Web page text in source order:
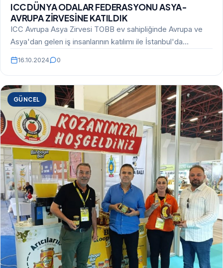
ICC DÜNYA ODALAR FEDERASYONU ASYA-
AVRUPA ZİRVESİNE KATILDIK
ICC Avrupa Asya Zirvesi TOBB ev sahipliğinde Avrupa ve
Asya'dan gelen iş insanlarının katılımı ile İstanbul'da…
16.10.2024 0
GÜNCEL